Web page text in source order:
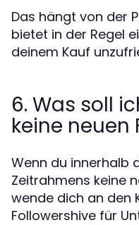
Das hängt von der
bietet in der Regel
deinem Kauf
6. Was soll
keine neuen
Wenn du innerhalb
Zeitrahmens keine
wende dich an den
Followershive für